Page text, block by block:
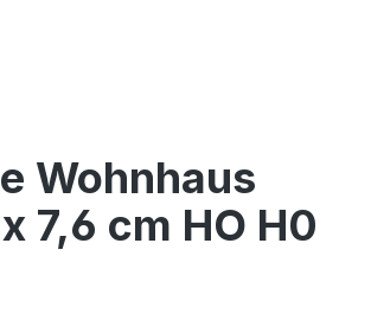
Wohnhaus
7,6 cm HO H0